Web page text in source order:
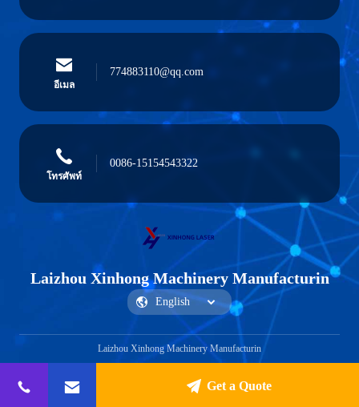
อีเมล
774883110@qq.com
โทรศัพท์
0086-15154543322
Laizhou Xinhong Machinery Manufacturin
Laizhou Xinhong Machinery Manufacturin
Get a Quote